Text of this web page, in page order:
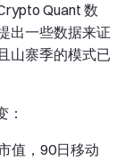
Quant 数
出一些数据来证
山寨季的模式已
：
值，90日移动